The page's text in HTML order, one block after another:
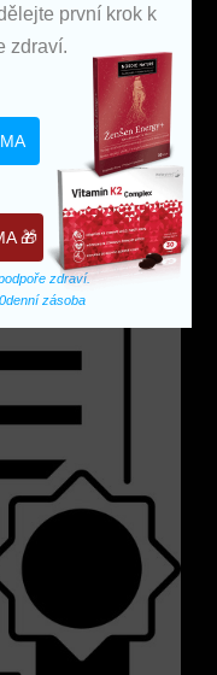
vytvoříte
a vylepšíte
první krok k
zdraví.
zdraví.
zásoba
🎁